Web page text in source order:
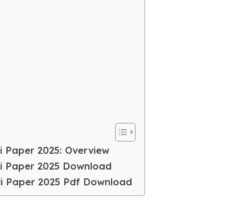
Paper 2025: Overview
Paper 2025 Download
Paper 2025 Pdf Download